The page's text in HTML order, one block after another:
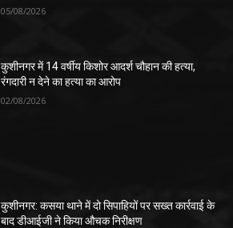
05/08/2026
कुशीनगर में 14 वर्षीय किशोर आदर्श चौहान की हत्या,
रंगदारी न देने का हत्या का आरोप
02/08/2026
कुशीनगर: कसया थाने में दो सिपाहियों पर सख्त कार्रवाई के
बाद डीआईजी ने किया औचक निरीक्षण